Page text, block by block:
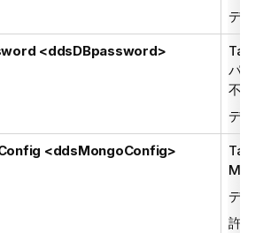
デフ
<ddsDBpassword>
パス
不要)。
デフ
<ddsMongoConfig>
デフ
許可